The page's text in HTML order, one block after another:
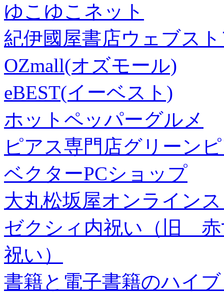
ゆこゆこネット
紀伊國屋書店ウェブス
OZmall(オズモール)
eBEST(イーベスト)
ホットペッパーグルメ
ピアス専門店グリーン
ベクターPCショップ
大丸松坂屋オンライン
ゼクシィ内祝い（旧 赤
祝い）
書籍と電子書籍のハイ